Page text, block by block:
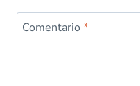
Comentario *